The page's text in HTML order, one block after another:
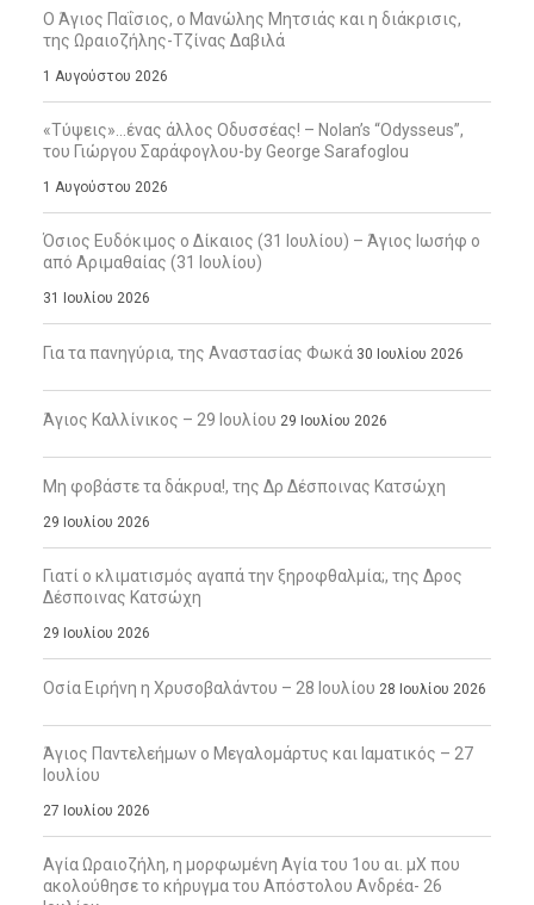
Ο Άγιος Παΐσιος, ο Μανώλης Μητσιάς και η διάκρισις,
της Ωραιοζήλης-Τζίνας Δαβιλά
1 Αυγούστου 2026
«Τύψεις»…ένας άλλος Οδυσσέας! – Nolan’s “Odysseus”,
του Γιώργου Σαράφογλου-by George Sarafoglou
1 Αυγούστου 2026
Όσιος Ευδόκιμος ο Δίκαιος (31 Ιουλίου) – Άγιος Ιωσήφ ο
από Αριμαθαίας (31 Ιουλίου)
31 Ιουλίου 2026
Για τα πανηγύρια, της Αναστασίας Φωκά 30 Ιουλίου 2026
Άγιος Καλλίνικος – 29 Ιουλίου 29 Ιουλίου 2026
Μη φοβάστε τα δάκρυα!, της Δρ Δέσποινας Κατσώχη
29 Ιουλίου 2026
Γιατί ο κλιματισμός αγαπά την ξηροφθαλμία;, της Δρος
Δέσποινας Κατσώχη
29 Ιουλίου 2026
Οσία Ειρήνη η Χρυσοβαλάντου – 28 Ιουλίου 28 Ιουλίου 2026
Άγιος Παντελεήμων ο Μεγαλομάρτυς και Ιαματικός – 27
Ιουλίου
27 Ιουλίου 2026
Αγία Ωραιοζήλη, η μορφωμένη Αγία του 1ου αι. μΧ που
ακολούθησε το κήρυγμα του Απόστολου Ανδρέα- 26